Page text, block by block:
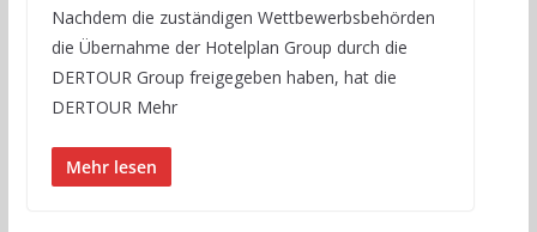
Nachdem die zuständigen Wettbewerbsbehörden
die Übernahme der Hotelplan Group durch die
DERTOUR Group freigegeben haben, hat die
DERTOUR Mehr
Mehr lesen